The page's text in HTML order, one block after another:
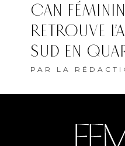
CAN
RETROUVE
SUD EN
PAR LA